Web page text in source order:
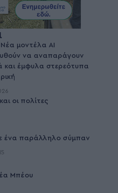
μοντέλα ΑΙ
να αναπαράγουν
και έμφυλα στερεότυπα
οι πολίτες
ένα παράλληλο σύμπαν
Μπέου